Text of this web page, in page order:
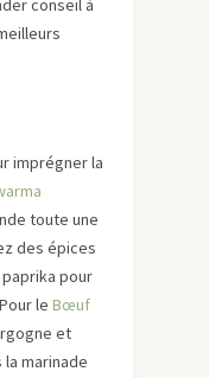
conseil à
imprégner la
toute une
des épices
pour
le Bœuf
et
marinade